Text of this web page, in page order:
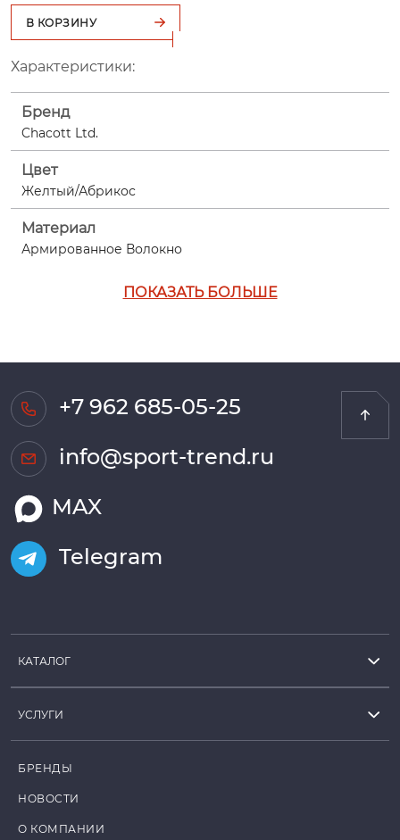
В КОРЗИНУ
Характеристики:
Бренд
Chacott Ltd.
Цвет
Желтый/Абрикос
Материал
Армированное Волокно
ПОКАЗАТЬ БОЛЬШЕ
+7 962 685-05-25
info@sport-trend.ru
MAX
Telegram
КАТАЛОГ
УСЛУГИ
БРЕНДЫ
НОВОСТИ
О КОМПАНИИ